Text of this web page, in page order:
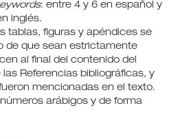
: entre 4 y 6 en español y
inglés.
tablas, figuras y apéndices se
de que sean estrictamente
al final del contenido del
Referencias bibliográficas, y
mencionadas en el texto.
arábigos y de forma